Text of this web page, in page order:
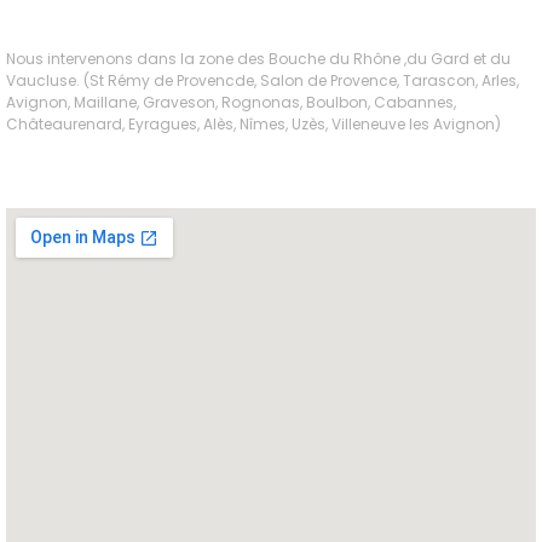
Nous intervenons dans la zone des Bouche du Rhône ,du Gard et du
Vaucluse. (St Rémy de Provencde, Salon de Provence, Tarascon, Arles,
Avignon, Maillane, Graveson, Rognonas, Boulbon, Cabannes,
Châteaurenard, Eyragues, Alès, Nîmes, Uzès, Villeneuve les Avignon)